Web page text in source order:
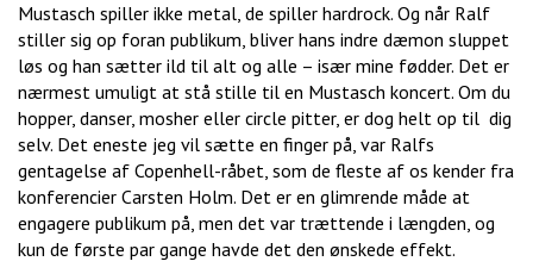
Mustasch spiller ikke metal, de spiller hardrock. Og når Ralf
stiller sig op foran publikum, bliver hans indre dæmon sluppet
løs og han sætter ild til alt og alle – især mine fødder. Det er
nærmest umuligt at stå stille til en Mustasch koncert. Om du
hopper, danser, mosher eller circle pitter, er dog helt op til dig
selv. Det eneste jeg vil sætte en finger på, var Ralfs
gentagelse af Copenhell-råbet, som de fleste af os kender fra
konferencier Carsten Holm. Det er en glimrende måde at
engagere publikum på, men det var trættende i længden, og
kun de første par gange havde det den ønskede effekt.